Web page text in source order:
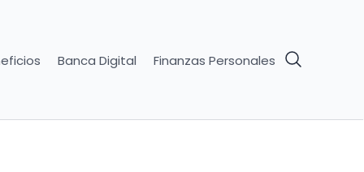
Banca Digital Finanzas Personales